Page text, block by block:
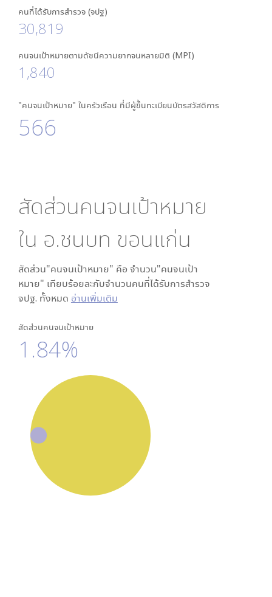
คนที่ได้รับการสำรวจ (จปฐ)
30,819
คนจนเป้าหมายตามดัชนีความยากจนหลายมิติ (MPI)
1,840
"คนจนเป้าหมาย" ในครัวเรือน ที่มีผู้ขึ้นทะเบียนบัตรสวัสดิการ
566
สัดส่วนคนจนเป้าหมาย
ใน อ.ชนบท ขอนแก่น
สัดส่วน"คนจนเป้าหมาย" คือ จำนวน"คนจนเป้า
หมาย" เทียบร้อยละกับจำนวนคนที่ได้รับการสำรวจ
จปฐ. ทั้งหมด อ่านเพิ่มเติม
สัดส่วนคนจนเป้าหมาย
1.84%